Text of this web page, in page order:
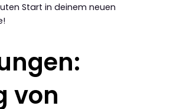
Start in deinem neuen
von